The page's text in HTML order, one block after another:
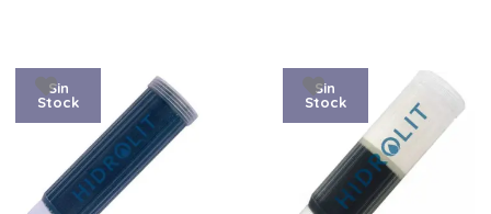
Sin
Stock
Sin
Stock